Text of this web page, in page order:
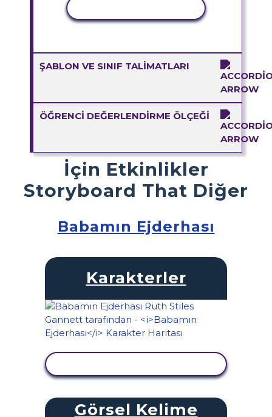
ŞABLON VE SINIF TALIMATLARI
ÖĞRENCI DEĞERLENDIRME ÖLÇEĞI
İçin Etkinlikler
Storyboard That Diğer
Babamın Ejderhası
Karakterler
Görsel Kelime